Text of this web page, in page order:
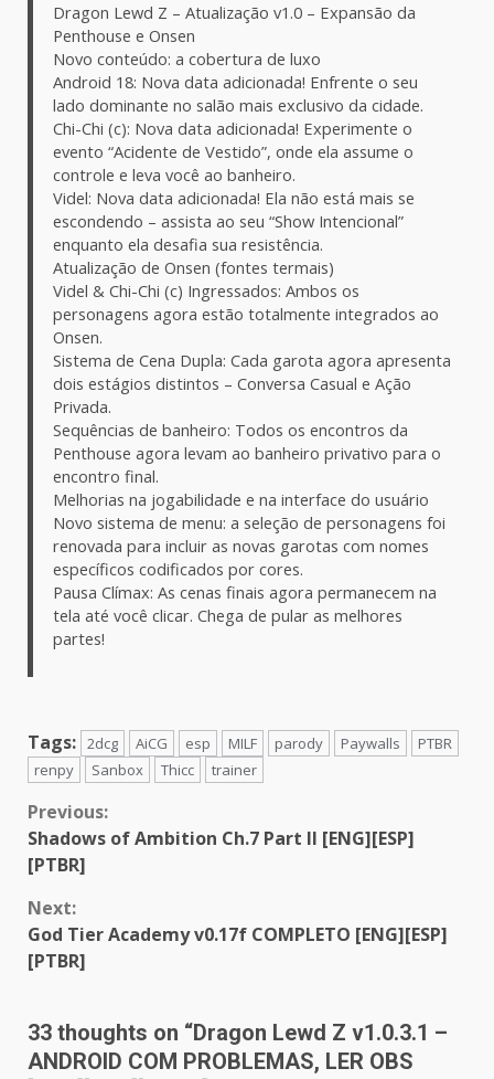
Dragon Lewd Z – Atualização v1.0 – Expansão da
Penthouse e Onsen
Novo conteúdo: a cobertura de luxo
Android 18: Nova data adicionada! Enfrente o seu
lado dominante no salão mais exclusivo da cidade.
Chi-Chi (c): Nova data adicionada! Experimente o
evento “Acidente de Vestido”, onde ela assume o
controle e leva você ao banheiro.
Videl: Nova data adicionada! Ela não está mais se
escondendo – assista ao seu “Show Intencional”
enquanto ela desafia sua resistência.
Atualização de Onsen (fontes termais)
Videl & Chi-Chi (c) Ingressados: Ambos os
personagens agora estão totalmente integrados ao
Onsen.
Sistema de Cena Dupla: Cada garota agora apresenta
dois estágios distintos – Conversa Casual e Ação
Privada.
Sequências de banheiro: Todos os encontros da
Penthouse agora levam ao banheiro privativo para o
encontro final.
Melhorias na jogabilidade e na interface do usuário
Novo sistema de menu: a seleção de personagens foi
renovada para incluir as novas garotas com nomes
específicos codificados por cores.
Pausa Clímax: As cenas finais agora permanecem na
tela até você clicar. Chega de pular as melhores
partes!
Tags: 2dcg AiCG esp MILF parody Paywalls
PTBR
renpy
Sanbox Thicc trainer
Continue
Reading
Previous:
Shadows of Ambition Ch.7 Part II [ENG][ESP]
[PTBR]
Next:
God Tier Academy v0.17f COMPLETO [ENG][ESP]
[PTBR]
33 thoughts on “Dragon Lewd Z v1.0.3.1 –
ANDROID COM PROBLEMAS, LER OBS